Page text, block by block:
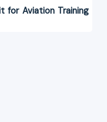
for Aviation Training